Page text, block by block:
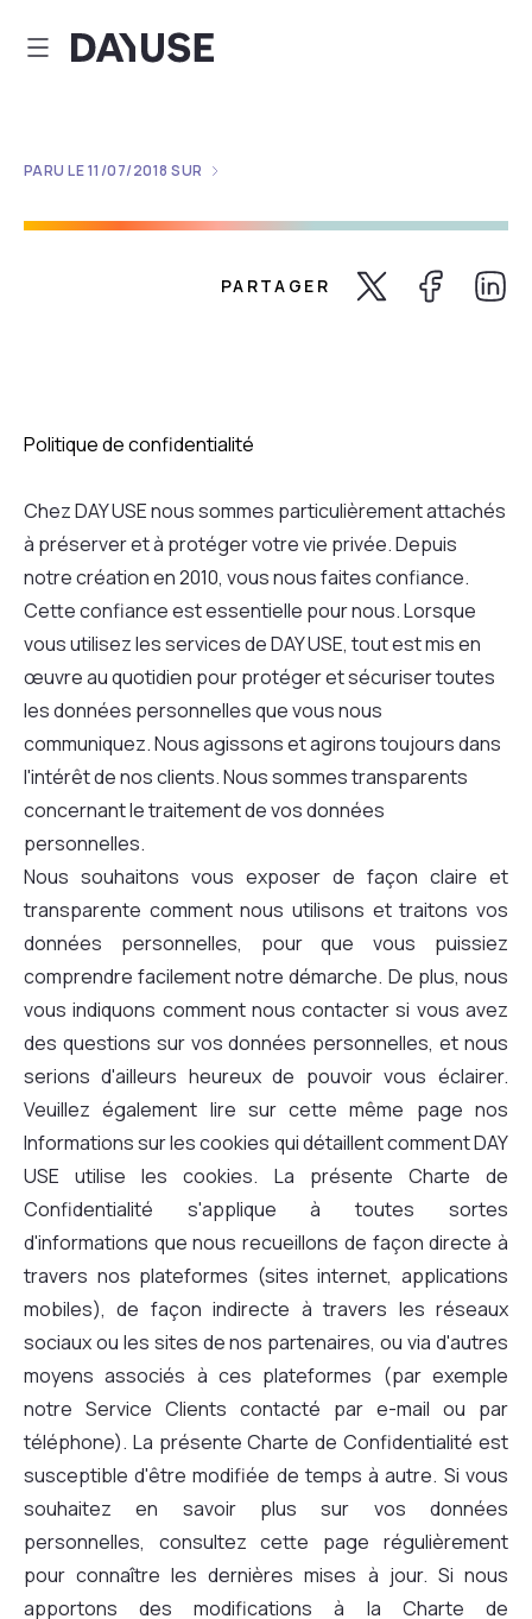
Dayuse
PARU LE11/07/2018 SUR
PARTAGER
Politique de confidentialité
Chez DAY USE nous sommes particulièrement attachés
à préserver et à protéger votre vie privée. Depuis
notre création en 2010, vous nous faites confiance.
Cette confiance est essentielle pour nous. Lorsque
vous utilisez les services de DAY USE, tout est mis en
œuvre au quotidien pour protéger et sécuriser toutes
les données personnelles que vous nous
communiquez. Nous agissons et agirons toujours dans
l'intérêt de nos clients. Nous sommes transparents
concernant le traitement de vos données
personnelles.
Nous souhaitons vous exposer de façon claire et
transparente comment nous utilisons et traitons vos
données personnelles, pour que vous puissiez
comprendre facilement notre démarche. De plus, nous
vous indiquons comment nous contacter si vous avez
des questions sur vos données personnelles, et nous
serions d'ailleurs heureux de pouvoir vous éclairer.
Veuillez également lire sur cette même page nos
Informations sur les cookies qui détaillent comment DAY
USE utilise les cookies. La présente Charte de
Confidentialité s'applique à toutes sortes
d'informations que nous recueillons de façon directe à
travers nos plateformes (sites internet, applications
mobiles), de façon indirecte à travers les réseaux
sociaux ou les sites de nos partenaires, ou via d'autres
moyens associés à ces plateformes (par exemple
notre Service Clients contacté par e-mail ou par
téléphone). La présente Charte de Confidentialité est
susceptible d'être modifiée de temps à autre. Si vous
souhaitez en savoir plus sur vos données
personnelles, consultez cette page régulièrement
pour connaître les dernières mises à jour. Si nous
apportons des modifications à la Charte de